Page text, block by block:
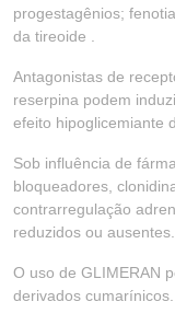
progestagênios;
da tireoide .
Antagonistas de
reserpina podem
efeito hipoglicemiante
Sob influência de
bloqueadores,
contrarregulação
reduzidos ou ausentes.
O uso de GLIMERAN
derivados cumarínicos.